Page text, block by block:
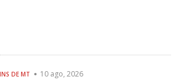
DE MT 10 ago, 2026